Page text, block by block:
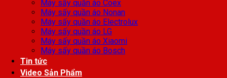
Máy sấy quần áo Coex
Máy sấy quần áo Nonan
Máy sấy quần áo Electrolux
Máy sấy quần áo LG
Máy sấy quần áo Xiaomi
Máy sấy quần áo Bosch
Tin tức
Video Sản Phẩm